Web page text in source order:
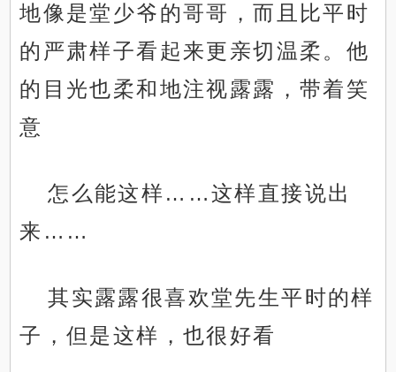
地像是堂少爷的哥哥，而且比平时
的严肃样子看起来更亲切温柔。他
的目光也柔和地注视露露，带着笑
意
怎么能这样……这样直接说出
来……
其实露露很喜欢堂先生平时的样
子，但是这样，也很好看